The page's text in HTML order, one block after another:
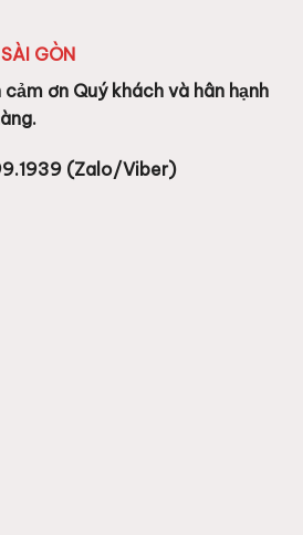
GÒN
ơn Quý khách và hân hạnh
(Zalo/Viber)